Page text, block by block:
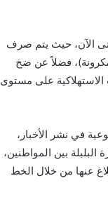
تم صرف ما يقرب من 96% من الحصص التموينية عن شهر يوليو 2021 حتى الآن، حيث يتم صرف
فضلاً عن ضخ
الاستهلاكية على مستوى
في نشر الأخبار،
بين المواطنين،
عنها من خلال الخط